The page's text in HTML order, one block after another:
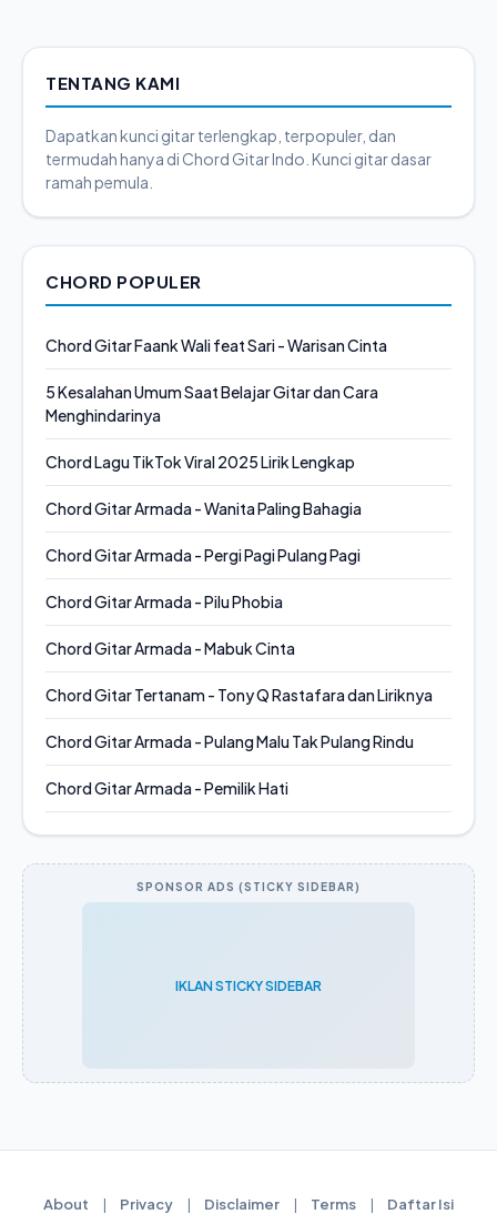
TENTANG KAMI
Dapatkan kunci gitar terlengkap, terpopuler, dan
termudah hanya di Chord Gitar Indo. Kunci gitar dasar
ramah pemula.
CHORD POPULER
Chord Gitar Faank Wali feat Sari - Warisan Cinta
5 Kesalahan Umum Saat Belajar Gitar dan Cara
Menghindarinya
Chord Lagu TikTok Viral 2025 Lirik Lengkap
Chord Gitar Armada - Wanita Paling Bahagia
Chord Gitar Armada - Pergi Pagi Pulang Pagi
Chord Gitar Armada - Pilu Phobia
Chord Gitar Armada - Mabuk Cinta
Chord Gitar Tertanam - Tony Q Rastafara dan Liriknya
Chord Gitar Armada - Pulang Malu Tak Pulang Rindu
Chord Gitar Armada - Pemilik Hati
SPONSOR ADS (STICKY SIDEBAR)
IKLAN STICKY SIDEBAR
About | Privacy | Disclaimer | Terms | Daftar Isi